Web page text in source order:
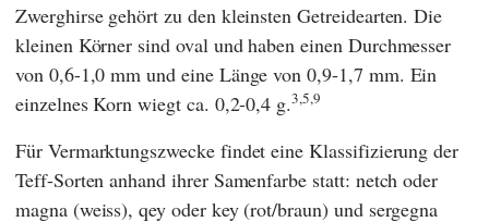
Zwerghirse gehört zu den kleinsten Getreidearten. Die
kleinen Körner sind oval und haben einen Durchmesser
von 0,6-1,0 mm und eine Länge von 0,9-1,7 mm. Ein
einzelnes Korn wiegt ca. 0,2-0,4 g.3,5,9
Für Vermarktungszwecke findet eine Klassifizierung der
Teff-Sorten anhand ihrer Samenfarbe statt: netch oder
magna (weiss), qey oder key (rot/braun) und sergegna